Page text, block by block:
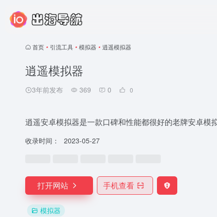
首页 • 引流工具 • 模拟器 • 逍遥模拟器
逍遥模拟器
3年前发布 369 0 0
逍遥安卓模拟器是一款口碑和性能都很好的老牌安卓模
收录时间： 2023-05-27
打开网站 手机查看
模拟器